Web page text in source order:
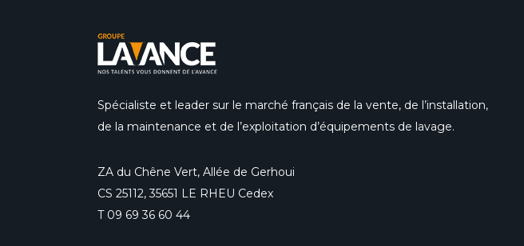
Spécialiste et leader sur le marché français de la vente, de l’installation,
de la maintenance et de l’exploitation d’équipements de lavage.
ZA du Chêne Vert, Allée de Gerhoui
CS 25112, 35651 LE RHEU Cedex
T 09 69 36 60 44